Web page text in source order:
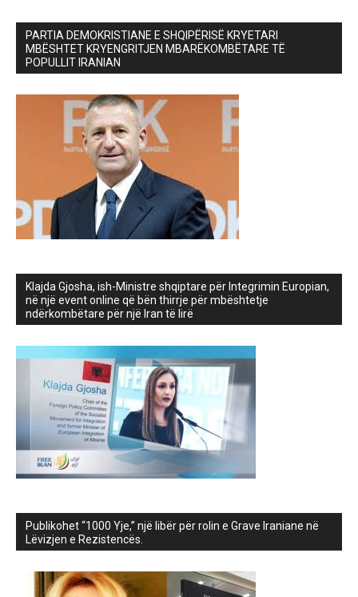
PARTIA DEMOKRISTIANE E SHQIPËRISË KRYETARI
MBËSHTET KRYENGRITJEN MBARËKOMBËTARE TË
POPULLIT IRANIAN
Klajda Gjosha, ish-Ministre shqiptare për Integrimin Europian,
në një event online që bën thirrje për mbështetje
ndërkombëtare për një Iran të lirë
Publikohet “1000 Yje,” një libër për rolin e Grave Iraniane në
Lëvizjen e Rezistencës.